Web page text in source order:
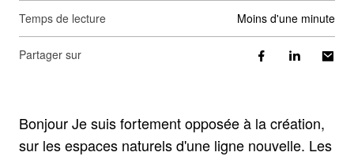
Temps de lecture moins d'une minute
Partager sur
Bonjour Je suis fortement opposée à la création,
sur les espaces naturels d'une ligne nouvelle. Les